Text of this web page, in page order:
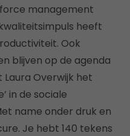
management
heeft
Ook
blijven op de agenda
Overwijk het
in de sociale
name onder druk en
Je hebt 140 tekens